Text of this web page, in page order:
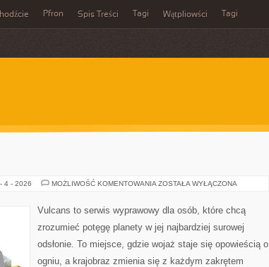
Pfron Spis Treści Tagi Wątpliowści Tagi
4 - 2026 MOŻLIWOŚĆ KOMENTOWANIA JEZIORA
ZOSTAŁA WYŁĄCZONA
Vulcans to serwis wyprawowy dla osób, które chcą
zrozumieć potęgę planety w jej najbardziej surowej
odsłonie. To miejsce, gdzie wojaż staje się opowieścią o
ogniu, a krajobraz zmienia się z każdym zakrętem